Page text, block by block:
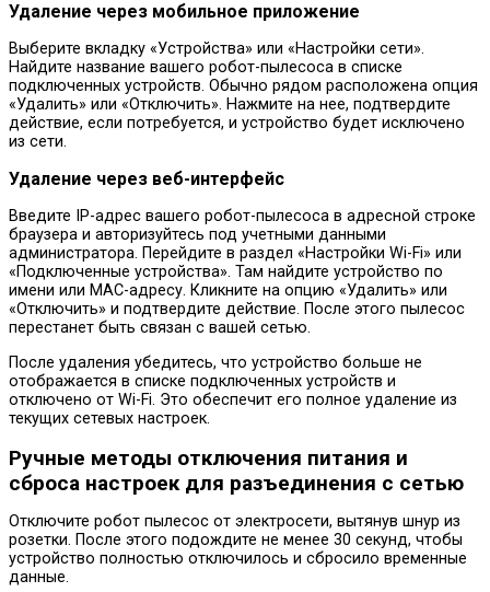
Удаление через мобильное приложение
Выберите вкладку «Устройства» или «Настройки сети».
Найдите название вашего робот-пылесоса в списке
подключенных устройств. Обычно рядом расположена опция
«Удалить» или «Отключить». Нажмите на нее, подтвердите
действие, если потребуется, и устройство будет исключено
из сети.
Удаление через веб-интерфейс
Введите IP-адрес вашего робот-пылесоса в адресной строке
браузера и авторизуйтесь под учетными данными
администратора. Перейдите в раздел «Настройки Wi-Fi» или
«Подключенные устройства». Там найдите устройство по
имени или MAC-адресу. Кликните на опцию «Удалить» или
«Отключить» и подтвердите действие. После этого пылесос
перестанет быть связан с вашей сетью.
После удаления убедитесь, что устройство больше не
отображается в списке подключенных устройств и
отключено от Wi-Fi. Это обеспечит его полное удаление из
текущих сетевых настроек.
Ручные методы отключения питания и
сброса настроек для разъединения с сетью
Отключите робот пылесос от электросети, вытянув шнур из
розетки. После этого подождите не менее 30 секунд, чтобы
устройство полностью отключилось и сбросило временные
данные.